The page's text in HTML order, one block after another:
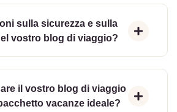
sulla sicurezza e sulla
vostro blog di viaggio?
il vostro blog di viaggio
vacanze ideale?